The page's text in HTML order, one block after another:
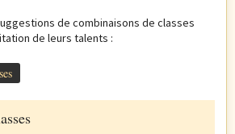
de combinaisons de classes
de leurs talents :